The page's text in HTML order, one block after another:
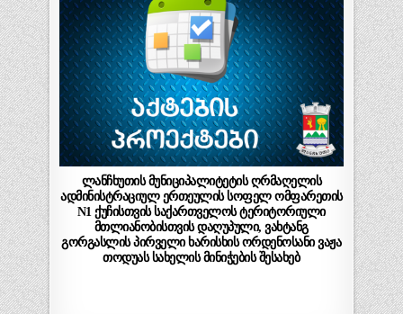
ლანჩხუთის მუნიციპალიტეტის ღრმაღელის
ადმინისტრაციულ ერთეულის სოფელ ომფარეთის
N1 ქუჩისთვის საქართველოს ტერიტორიული
მთლიანობისთვის დაღუპული, ვახტანგ
გორგასლის პირველი ხარისხის ორდენოსანი ვაჟა
თოდუას სახელის მინიჭების შესახებ